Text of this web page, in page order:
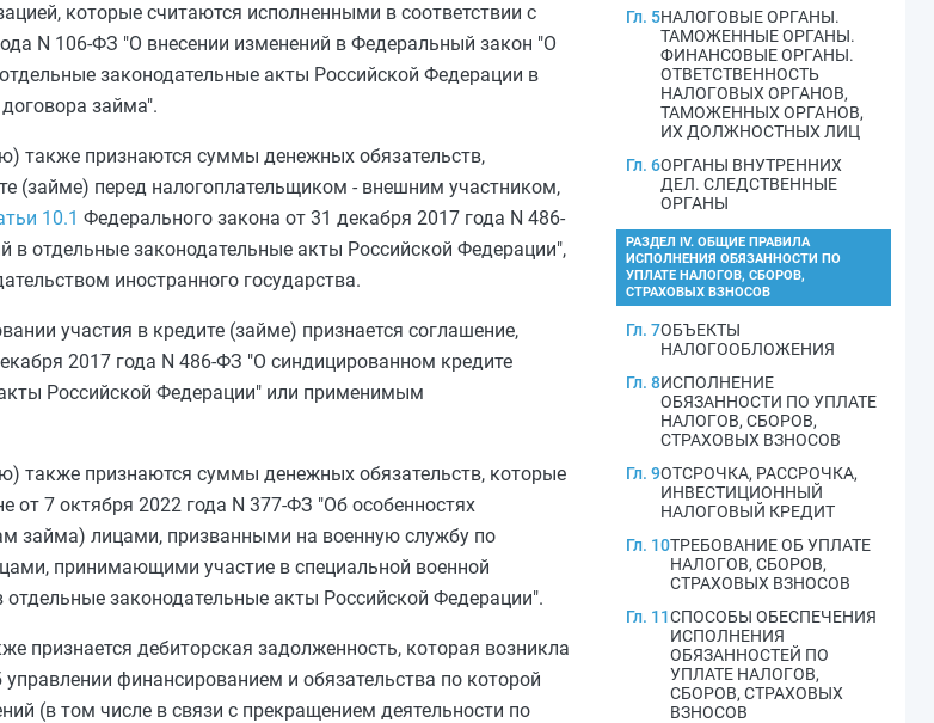
которые считаются исполненными в соответствии с
N 106-ФЗ "О внесении изменений в Федеральный закон "О
законодательные акты Российской Федерации в
займа".
также признаются суммы денежных обязательств,
(займе) перед налогоплательщиком - внешним участником,
10.1 Федерального закона от 31 декабря 2017 года N 486-
отдельные законодательные акты Российской Федерации",
иностранного государства.
участия в кредите (займе) признается соглашение,
2017 года N 486-ФЗ "О синдицированном кредите
Российской Федерации" или применимым
также признаются суммы денежных обязательств, которые
7 октября 2022 года N 377-ФЗ "Об особенностях
займа) лицами, призванными на военную службу по
принимающими участие в специальной военной
законодательные акты Российской Федерации".
дебиторская задолженность, которая возникла
финансированием и обязательства по которой
(в том числе в связи с прекращением деятельности по
Гл. 5НАЛОГОВЫЕ ОРГАНЫ.
ТАМОЖЕННЫЕ ОРГАНЫ.
ФИНАНСОВЫЕ ОРГАНЫ.
ОТВЕТСТВЕННОСТЬ
НАЛОГОВЫХ ОРГАНОВ,
ТАМОЖЕННЫХ ОРГАНОВ,
ИХ ДОЛЖНОСТНЫХ ЛИЦ
Гл. 6ОРГАНЫ ВНУТРЕННИХ
ДЕЛ. СЛЕДСТВЕННЫЕ
ОРГАНЫ
РАЗДЕЛ IV. ОБЩИЕ ПРАВИЛА
ИСПОЛНЕНИЯ ОБЯЗАННОСТИ ПО
УПЛАТЕ НАЛОГОВ, СБОРОВ,
СТРАХОВЫХ ВЗНОСОВ
Гл. 7ОБЪЕКТЫ
НАЛОГООБЛОЖЕНИЯ
Гл. 8ИСПОЛНЕНИЕ
ОБЯЗАННОСТИ ПО УПЛАТЕ
НАЛОГОВ, СБОРОВ,
СТРАХОВЫХ ВЗНОСОВ
Гл. 9ОТСРОЧКА, РАССРОЧКА,
ИНВЕСТИЦИОННЫЙ
НАЛОГОВЫЙ КРЕДИТ
Гл. 10ТРЕБОВАНИЕ ОБ УПЛАТЕ
НАЛОГОВ, СБОРОВ,
СТРАХОВЫХ ВЗНОСОВ
Гл. 11СПОСОБЫ ОБЕСПЕЧЕНИЯ
ИСПОЛНЕНИЯ
ОБЯЗАННОСТЕЙ ПО
УПЛАТЕ НАЛОГОВ,
СБОРОВ, СТРАХОВЫХ
ВЗНОСОВ